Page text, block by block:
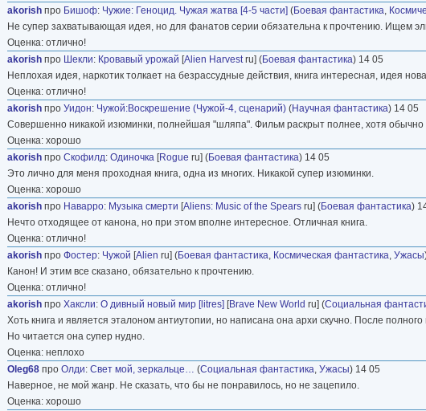
akorish про Бишоф: Чужие: Геноцид. Чужая жатва [4-5 части] (Боевая фантастика,
Не супер захватывающая идея, но для фанатов серии обязательна к прочтению. Ищем
Оценка: отлично!
akorish про Шекли: Кровавый урожай [Alien Harvestru] (Боевая фантастика) 14 05
Неплохая идея, наркотик толкает на безрассудные действия, книга интересная, идея
Оценка: отлично!
akorish про Уидон: Чужой:Воскрешение (Чужой-4, сценарий) (Научная фантастика) 14 05
Совершенно никакой изюминки, полнейшая "шляпа". Фильм раскрыт полнее, хотя обычно
Оценка: хорошо
akorish про Скофилд: Одиночка [Rogue ru] (Боевая фантастика) 14 05
Это лично для меня проходная книга, одна из многих. Никакой супер изюминки.
Оценка: хорошо
akorish про Наварро: Музыка смерти [Aliens: Music of the Spears ru] (Боевая фантастика)
Нечто отходящее от канона, но при этом вполне интересное. Отличная книга.
Оценка: отлично!
akorish про Фостер: Чужой [Alien ru] (Боевая фантастика, Космическая фантастика, Ужасы
Канон! И этим все сказано, обязательно к прочтению.
Оценка: отлично!
akorish про Хаксли: О дивный новый мир [litres] [Brave New World ru] (Социальная
Хоть книга и является эталоном антиутопии, но написана она архи скучно. После
Но читается она супер нудно.
Оценка: неплохо
Oleg68 про Олди: Свет мой, зеркальце… (Социальная фантастика, Ужасы) 14 05
Наверное, не мой жанр. Не сказать, что бы не понравилось, но не зацепило.
Оценка: хорошо